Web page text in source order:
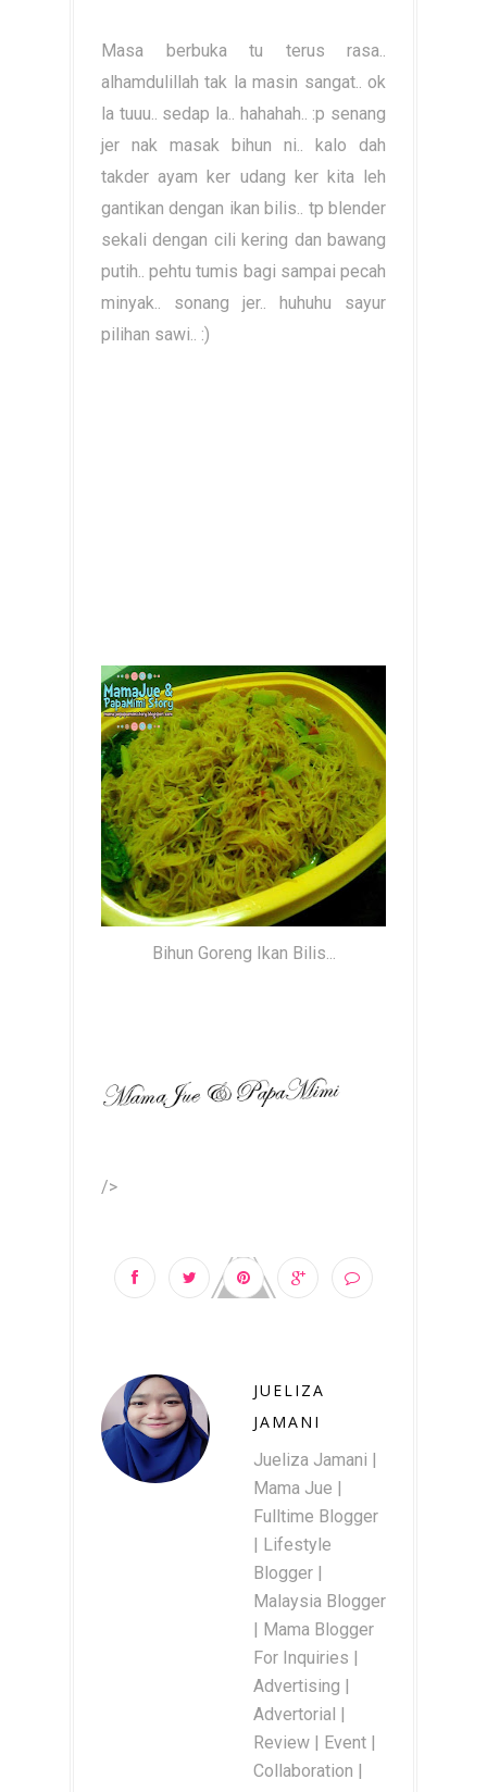
Masa berbuka tu terus rasa..
alhamdulillah tak la masin sangat.. ok
la tuuu.. sedap la.. hahahah.. :p senang
jer nak masak bihun ni.. kalo dah
takder ayam ker udang ker kita leh
gantikan dengan ikan bilis.. tp blender
sekali dengan cili kering dan bawang
putih.. pehtu tumis bagi sampai pecah
minyak.. sonang jer.. huhuhu sayur
pilihan sawi.. :)
Bihun Goreng Ikan Bilis...
/>
JUELIZA
JAMANI
Jueliza Jamani |
Mama Jue |
Fulltime Blogger
| Lifestyle
Blogger |
Malaysia Blogger
| Mama Blogger
For Inquiries |
Advertising |
Advertorial |
Review | Event |
Collaboration |